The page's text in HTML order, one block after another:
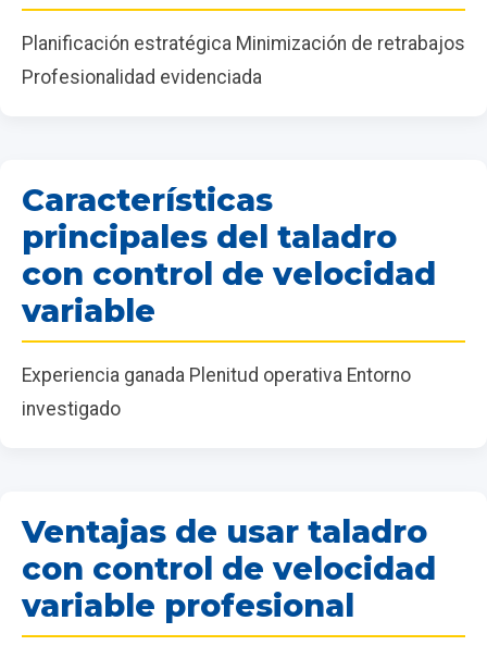
Planificación estratégica Minimización de retrabajos
Profesionalidad evidenciada
Características
principales del taladro
con control de velocidad
variable
Experiencia ganada Plenitud operativa Entorno
investigado
Ventajas de usar taladro
con control de velocidad
variable profesional